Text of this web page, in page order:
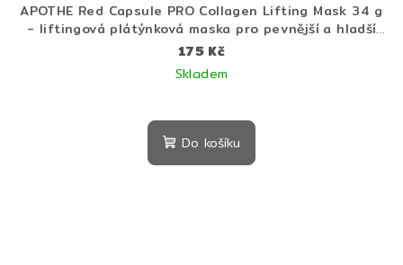
APOTHE Red Capsule PRO Collagen Lifting Mask 34 g
- liftingová plátýnková maska pro pevnější a hladší
pleť
175 Kč
Skladem
Do košíku